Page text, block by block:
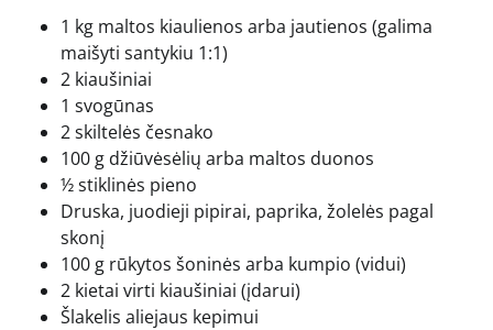
1 kg maltos kiaulienos arba jautienos (galima
maišyti santykiu 1:1)
2 kiaušiniai
1 svogūnas
2 skiltelės česnako
100 g džiūvėsėlių arba maltos duonos
½ stiklinės pieno
Druska, juodieji pipirai, paprika, žolelės pagal
skonį
100 g rūkytos šoninės arba kumpio (vidui)
2 kietai virti kiaušiniai (įdarui)
Šlakelis aliejaus kepimui